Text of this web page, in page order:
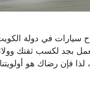
سيارات في دولة
بجد لكسب ثقتك
لذا فإن رضاك ​​هو